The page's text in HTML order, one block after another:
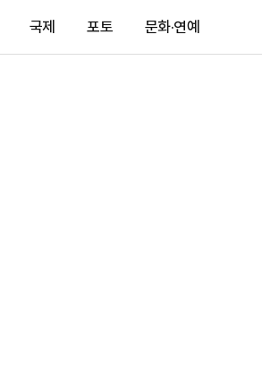
국제 포토 문화·연예